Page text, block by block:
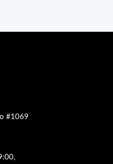
#1069